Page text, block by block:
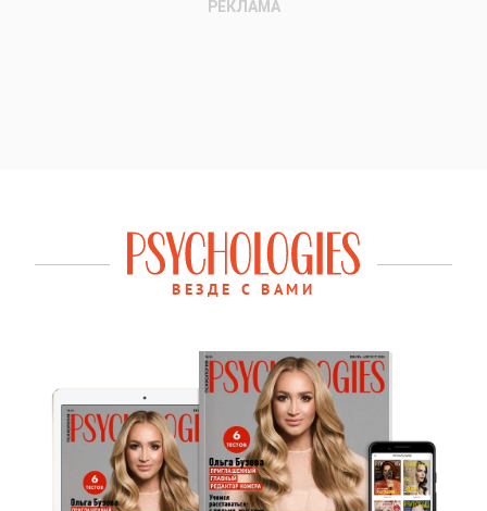
ВЕЗДЕ С ВАМИ